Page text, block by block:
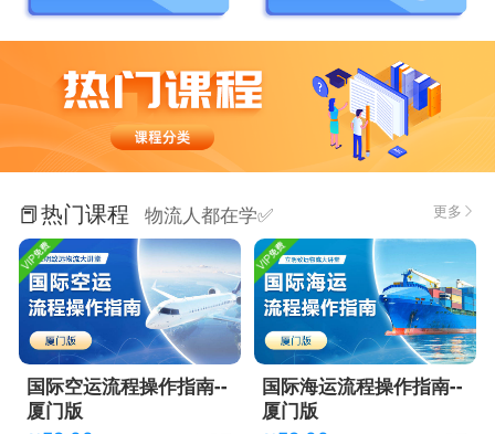
📕热门课程 物流人都在学✅ 更多 
国际空运流程操作指南--
厦门版
国际海运流程操作指南--
厦门版